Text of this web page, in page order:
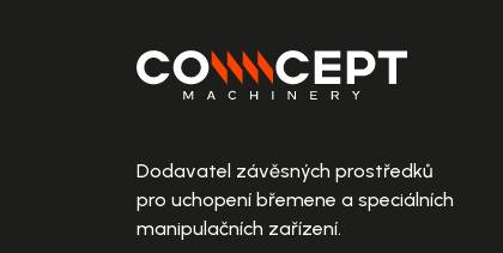
Dodavatel závěsných prostředků
pro uchopení břemene a speciálních
manipulačních zařízení.